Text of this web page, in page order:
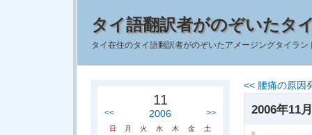
タイ語翻訳者がのぞいたタ
タイ在住のタイ語翻訳者がのぞいたアメージングタイラ
<< 腰痛の原因
2006年11
11
<< 2006 >>
日 月 火 水 木 金 土